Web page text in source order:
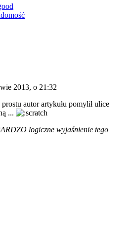
2013, o 21:32
autor artykułu pomylił ulice
...
logiczne wyjaśnienie tego